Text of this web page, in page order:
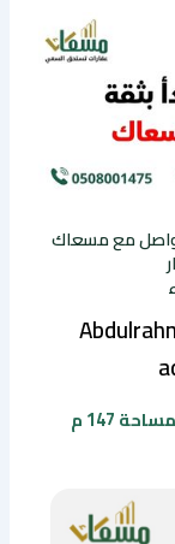
مع مسعاك
147 م